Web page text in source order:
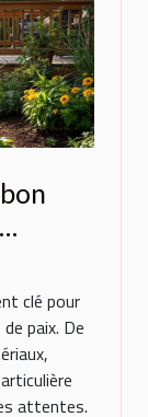
clé pour
paix. De
attentes.